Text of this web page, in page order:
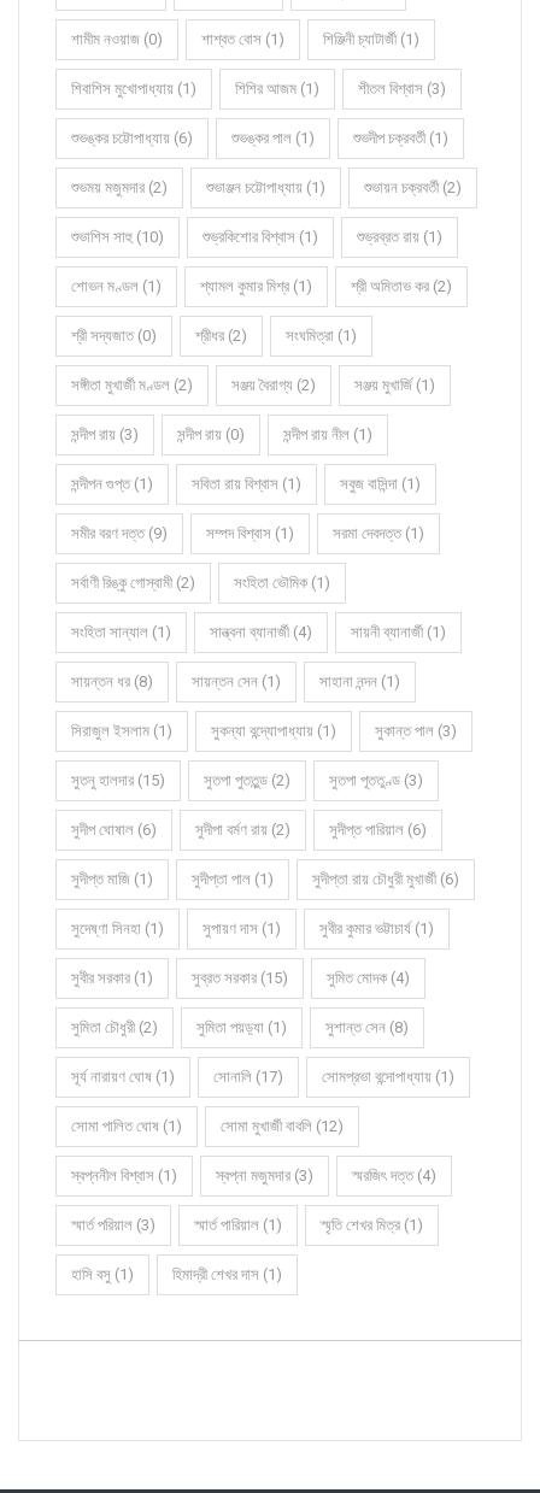
শামীম নওয়াজ (0) শাশ্বত বোস (1) শিঞ্জিনী চ্যাটার্জী (1)
শিবাশিস মুখোপাধ্যায় (1) শিশির আজম (1) শীতল বিশ্বাস (3)
শুভঙ্কর চট্টোপাধ্যায় (6) শুভঙ্কর পাল (1) শুভদীপ চক্রবর্তী (1)
শুভময় মজুমদার (2) শুভাঞ্জন চট্টোপাধ্যায় (1) শুভায়ন চক্রবর্তী (2)
শুভাশিস সাহু (10) শুভ্রকিশোর বিশ্বাস (1) শুভ্রব্রত রায় (1)
শোভন মণ্ডল (1) শ্যামল কুমার মিশ্র (1) শ্রী অমিতাভ কর (2)
শ্রী সদ্যজাত (0) শ্রীধর (2) সংঘমিত্রা (1)
সঙ্গীতা মুখার্জী মণ্ডল (2) সঞ্জয় বৈরাগ্য (2) সঞ্জয় মুখার্জি (1)
সন্দীপ রায় (3) সন্দীপ রায় (0) সন্দীপ রায় নীল (1)
সন্দীপন গুপ্ত (1) সবিতা রায় বিশ্বাস (1) সবুজ বাসিন্দা (1)
সমীর বরণ দত্ত (9) সম্পদ বিশ্বাস (1) সরমা দেবদত্ত (1)
সর্বাণী রিঙ্কু গোস্বামী (2) সংহিতা ভৌমিক (1)
সংহিতা সান্যাল (1) সান্ত্বনা ব্যানার্জী (4) সায়নী ব্যানার্জী (1)
সায়ন্তন ধর (8) সায়ন্তন সেন (1) সাহানা নন্দন (1)
সিরাজুল ইসলাম (1) সুকন্যা বন্দ্যোপাধ্যায় (1) সুকান্ত পাল (3)
সুতনু হালদার (15) সুতপা পুততুন্ড (2) সুতপা পূততুণ্ড (3)
সুদীপ ঘোষাল (6) সুদীপা বর্মণ রায় (2) সুদীপ্ত পারিয়াল (6)
সুদীপ্ত মাজি (1) সুদীপ্তা পাল (1) সুদীপ্তা রায় চৌধুরী মুখার্জী (6)
সুদেষ্ণা সিনহা (1) সুপায়ণ দাস (1) সুবীর কুমার ভট্টাচার্য (1)
সুবীর সরকার (1) সুব্রত সরকার (15) সুমিত মোদক (4)
সুমিতা চৌধুরী (2) সুমিতা পয়ড়্যা (1) সুশান্ত সেন (8)
সূর্য নারায়ণ ঘোষ (1) সোনালি (17) সোমপ্রভা বন্দোপাধ্যায় (1)
সোমা পালিত ঘোষ (1) সোমা মুখার্জী বাবলি (12)
স্বপ্ননীল বিশ্বাস (1) স্বপ্না মজুমদার (3) স্মরজিৎ দত্ত (4)
স্মার্ত পরিয়াল (3) স্মার্ত পারিয়াল (1) স্মৃতি শেখর মিত্র (1)
হাসি বসু (1) হিমাদ্রী শেখর দাস (1)